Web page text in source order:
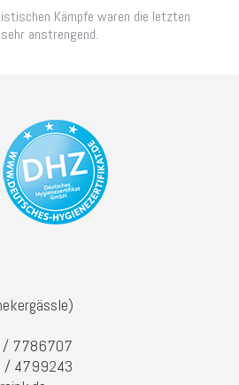
Kämpfe waren die letzten
anstrengend.
/ 7786707
/ 4799243